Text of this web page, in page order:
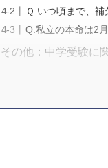
Ｑ.いつ頃まで、
Q.私立の本命は2
その他：中学受験に